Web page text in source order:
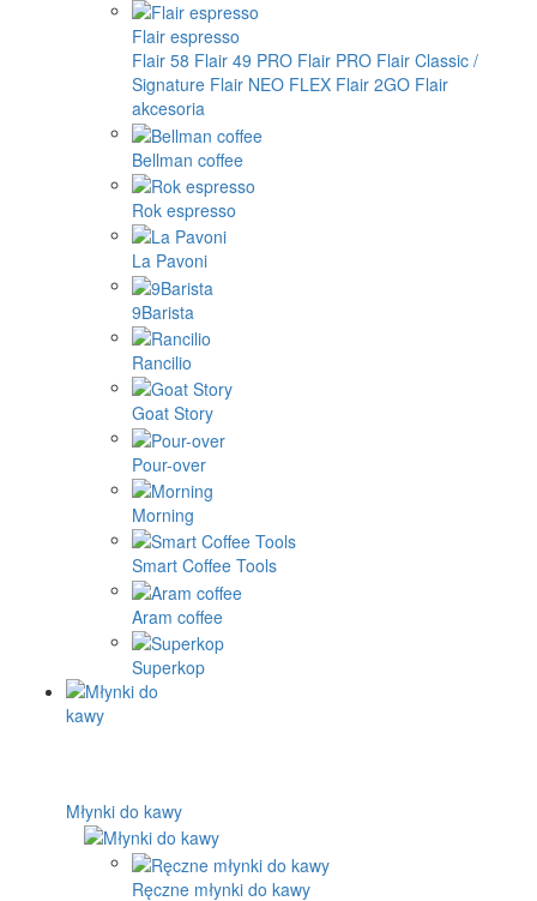
Flair espresso
Flair 58 Flair 49 PRO Flair PRO Flair Classic /
Signature Flair NEO FLEX Flair 2GO Flair
akcesoria
Bellman coffee
Rok espresso
La Pavoni
9Barista
Rancilio
Goat Story
Pour-over
Morning
Smart Coffee Tools
Aram coffee
Superkop
Młynki do kawy
Ręczne młynki do kawy